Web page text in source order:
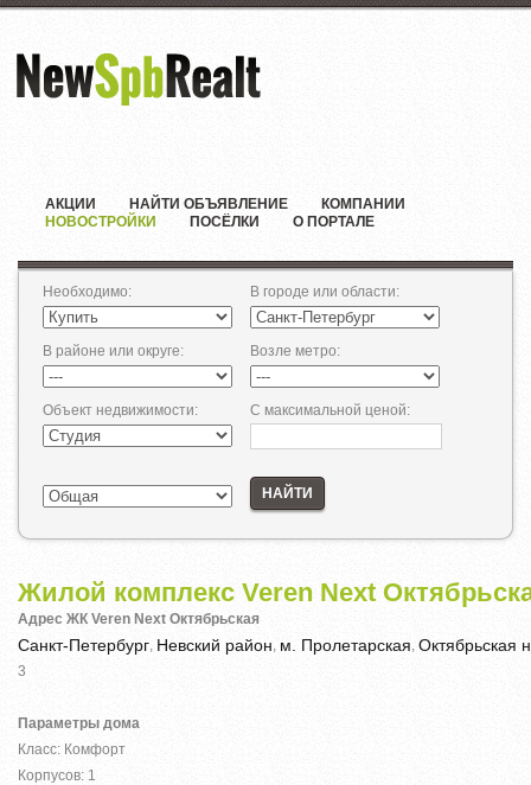
АКЦИИ НАЙТИ ОБЪЯВЛЕНИЕ
КОМПАНИИ
НОВОСТРОЙКИ
ПОСЁЛКИ О ПОРТАЛЕ
Необходимо: В городе или области:
В районе или округе: Возле метро:
Объект недвижимости: С максимальной ценой:
НАЙТИ
Жилой комплекс Veren Next
Адрес ЖК Veren Next Октябрьская
Санкт-Петербург Невский район м. Пролетарская Октябрьская
3
Параметры дома
Класс: Комфорт
Корпусов: 1